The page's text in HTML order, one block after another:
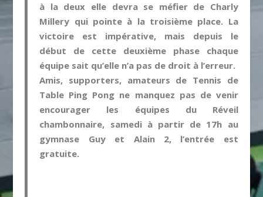
à la deux elle devra se méfier de Charly
Millery qui pointe à la troisième place. La
victoire est impérative, mais depuis le
début de cette deuxième phase chaque
équipe sait qu’elle n’a pas de droit à l’erreur.
Amis, supporters, amateurs de Tennis de
Table Ping Pong ne manquez pas de venir
encourager les équipes du Réveil
chambonnaire, samedi à partir de 17h au
gymnase Guy et Alain 2, l’entrée est
gratuite.